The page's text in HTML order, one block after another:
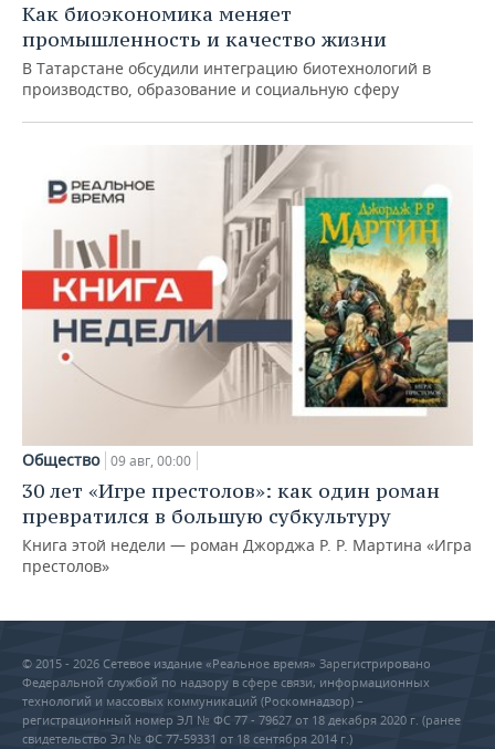
Как биоэкономика меняет
промышленность и качество жизни
В Татарстане обсудили интеграцию биотехнологий в
производство, образование и социальную сферу
Общество 09 авг, 00:00
30 лет «Игре престолов»: как один роман
превратился в большую субкультуру
Книга этой недели — роман Джорджа Р. Р. Мартина «Игра
престолов»
© 2015 - 2026 Сетевое издание «Реальное время» Зарегистрировано
Федеральной службой по надзору в сфере связи, информационных
технологий и массовых коммуникаций (Роскомнадзор) –
регистрационный номер ЭЛ № ФС 77 - 79627 от 18 декабря 2020 г. (ранее
свидетельство Эл № ФС 77-59331 от 18 сентября 2014 г.)